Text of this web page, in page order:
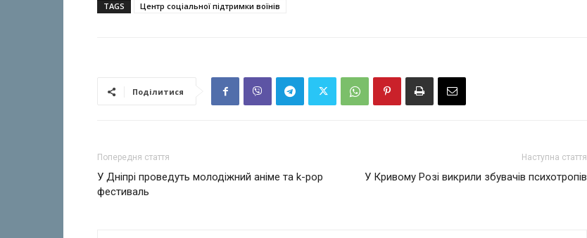
TAGS Центр соціальної підтримки воїнів
Поділитися
Попередня стаття
У Дніпрі проведуть молодіжний аніме та k-pop
фестиваль
Наступна стаття
У Кривому Розі викрили збувачів психотропів